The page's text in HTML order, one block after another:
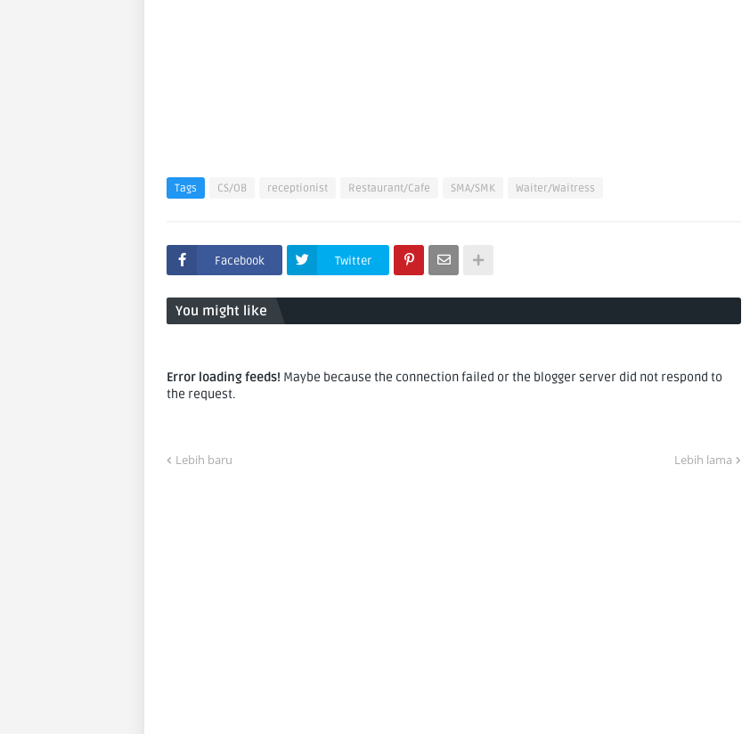
Tags CS/OB receptionist Restaurant/Cafe SMA/SMK Waiter/Waitress
Facebook Twitter
You might like
Error loading feeds! Maybe because the connection failed or the blogger server did not respond to
the request.
Lebih baru Lebih lama